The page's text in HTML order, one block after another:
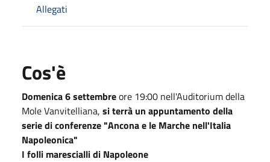
Allegati
Cos'è
Domenica 6 settembreore 19:00 nell'Auditorium della
Mole Vanvitelliana, si terrà un appuntamento della
serie di conferenze "Ancona e le Marche nell'Italia
Napoleonica"
I folli marescialli di Napoleone